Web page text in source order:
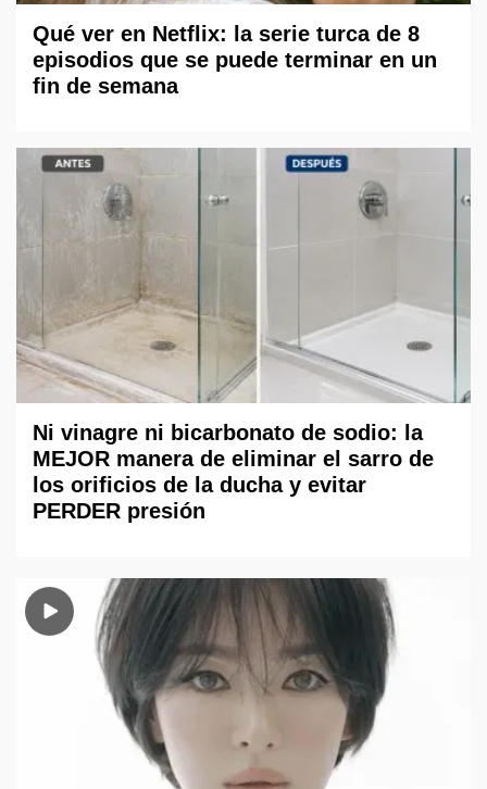
Qué ver en Netflix: la serie turca de 8
episodios que se puede terminar en un
fin de semana
Ni vinagre ni bicarbonato de sodio: la
MEJOR manera de eliminar el sarro de
los orificios de la ducha y evitar
PERDER presión